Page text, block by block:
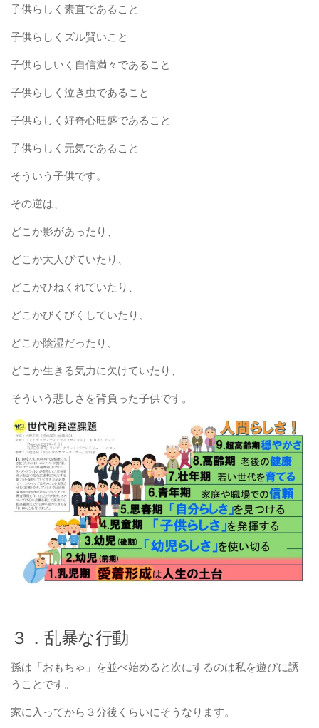
子供らしく素直であること
子供らしくズル賢いこと
子供らしいく自信満々であること
子供らしく泣き虫であること
子供らしく好奇心旺盛であること
子供らしく元気であること
そういう子供です。
その逆は、
どこか影があったり、
どこか大人びていたり、
どこかひねくれていたり、
どこかびくびくしていたり、
どこか陰湿だったり、
どこか生きる気力に欠けていたり、
そういう悲しさを背負った子供です。
３．乱暴な行動
孫は「おもちゃ」を並べ始めると次にするのは私を遊びに誘
うことです。
家に入ってから３分後くらいにそうなります。